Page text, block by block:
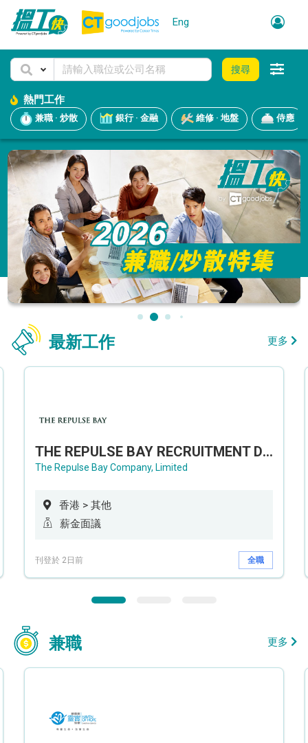
Eng
搜尋
熱門工作
兼職 · 炒散 銀行 · 金融 維修 · 地盤 侍應
最新工作 更多
THE REPULSE BAY RECRUITMENT DAY 淺水灣影灣園人才招聘會
The Repulse Bay Company, Limited
香港 > 其他
薪金面議
刊登於 2日前 全職
兼職 更多